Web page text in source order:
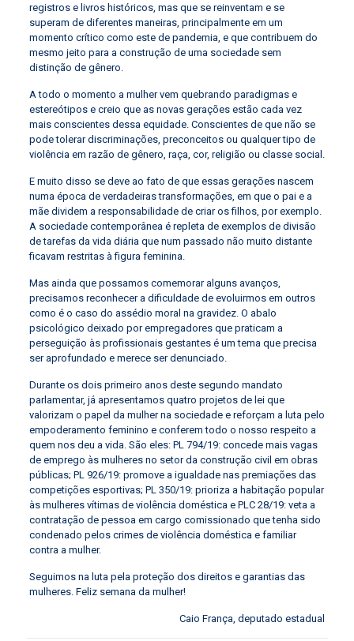
registros e livros históricos, mas que se reinventam e se
superam de diferentes maneiras, principalmente em um
momento crítico como este de pandemia, e que contribuem do
mesmo jeito para a construção de uma sociedade sem
distinção de gênero.
A todo o momento a mulher vem quebrando paradigmas e
estereótipos e creio que as novas gerações estão cada vez
mais conscientes dessa equidade. Conscientes de que não se
pode tolerar discriminações, preconceitos ou qualquer tipo de
violência em razão de gênero, raça, cor, religião ou classe social.
E muito disso se deve ao fato de que essas gerações nascem
numa época de verdadeiras transformações, em que o pai e a
mãe dividem a responsabilidade de criar os filhos, por exemplo.
A sociedade contemporânea é repleta de exemplos de divisão
de tarefas da vida diária que num passado não muito distante
ficavam restritas à figura feminina.
Mas ainda que possamos comemorar alguns avanços,
precisamos reconhecer a dificuldade de evoluirmos em outros
como é o caso do assédio moral na gravidez. O abalo
psicológico deixado por empregadores que praticam a
perseguição às profissionais gestantes é um tema que precisa
ser aprofundado e merece ser denunciado.
Durante os dois primeiro anos deste segundo mandato
parlamentar, já apresentamos quatro projetos de lei que
valorizam o papel da mulher na sociedade e reforçam a luta pelo
empoderamento feminino e conferem todo o nosso respeito a
quem nos deu a vida. São eles: PL 794/19: concede mais vagas
de emprego às mulheres no setor da construção civil em obras
públicas; PL 926/19: promove a igualdade nas premiações das
competições esportivas; PL 350/19: prioriza a habitação popular
às mulheres vítimas de violência doméstica e PLC 28/19: veta a
contratação de pessoa em cargo comissionado que tenha sido
condenado pelos crimes de violência doméstica e familiar
contra a mulher.
Seguimos na luta pela proteção dos direitos e garantias das
mulheres. Feliz semana da mulher!
Caio França, deputado estadual